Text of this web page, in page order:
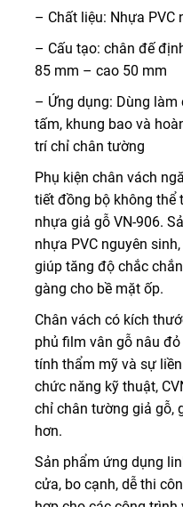
– Chất liệu: Nhựa PVC
– Cấu tạo: chân đế
85 mm – cao 50 mm
– Ứng dụng: Dùng làm
tấm, khung bao và
trí chỉ chân tường
Phụ kiện chân vách
tiết đồng bộ không thể
nhựa giả gỗ VN-906.
nhựa PVC nguyên
giúp tăng độ chắc
gàng cho bề mặt ốp.
Chân vách có kích
phủ film vân gỗ nâu
tính thẩm mỹ và sự
chức năng kỹ thuật,
chỉ chân tường giả gỗ,
hơn.
Sản phẩm ứng dụng
cửa, bo cạnh, dễ thi